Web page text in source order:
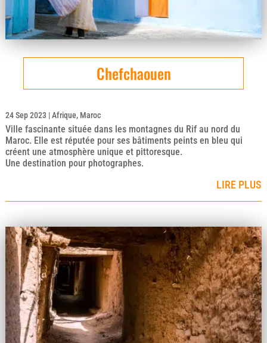
Chefchaouen
24 Sep 2023|Afrique, Maroc
Ville fascinante située dans les montagnes du Rif au nord du
Maroc. Elle est réputée pour ses bâtiments peints en bleu qui
créent une atmosphère unique et pittoresque.
Une destination pour photographes.
LIRE PLUS